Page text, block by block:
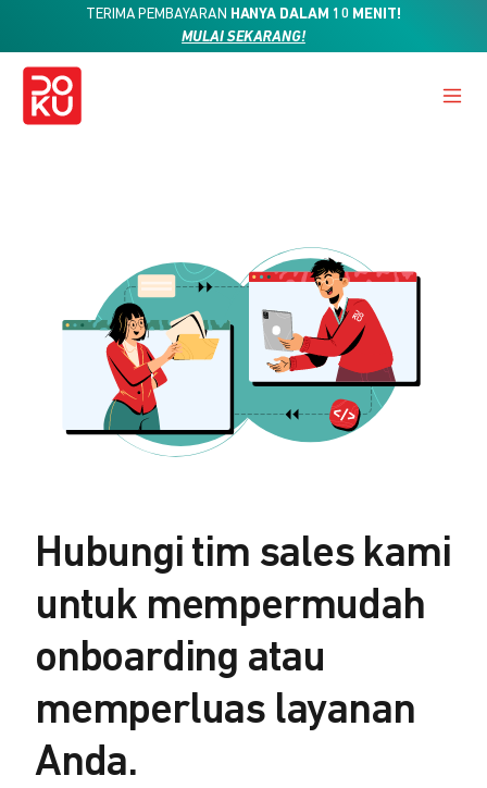
TERIMA PEMBAYARAN HANYA DALAM 10 MENIT!
MULAI SEKARANG!
Hubungi tim sales kami
untuk mempermudah
onboarding atau
memperluas layanan
Anda.